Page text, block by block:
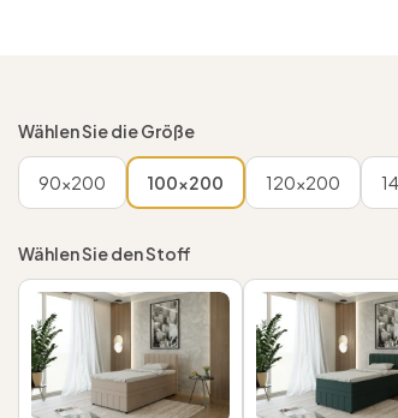
Wählen Sie die Größe
90x200 100x200 120x200
Wählen Sie den Stoff